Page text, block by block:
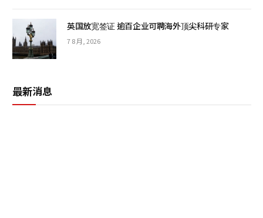
英国放宽签证 逾百企业可聘海外顶尖科研专家
7 8 月, 2026
最新消息